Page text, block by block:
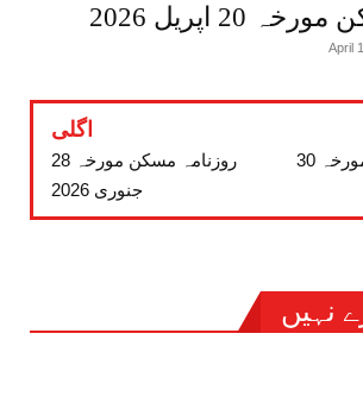
اپریل 2026
April
روزنامہ مسکن مورخہ 30
اگلی
روزنامہ مسکن مورخہ 28
جنوری 2026
نہیں